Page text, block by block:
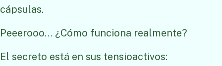
cápsulas.
Peeerooo… ¿Cómo funciona realmente?
El secreto está en sus tensioactivos: